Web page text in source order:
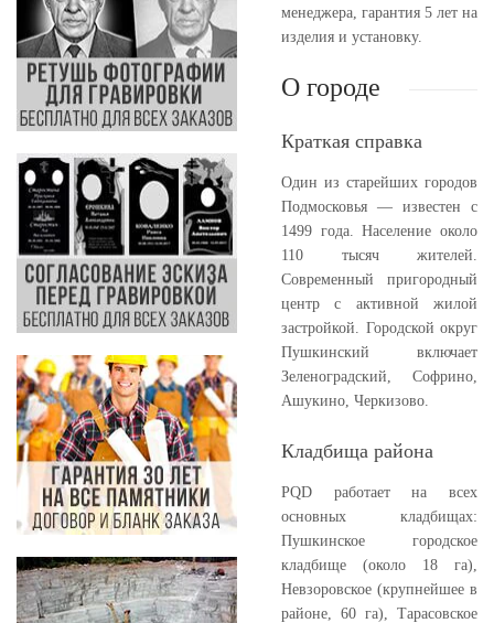
менеджера, гарантия 5 лет на
изделия и установку.
О городе
Краткая справка
Один из старейших городов
Подмосковья — известен с
1499 года. Население около
110 тысяч жителей.
Современный пригородный
центр с активной жилой
застройкой. Городской округ
Пушкинский включает
Зеленоградский, Софрино,
Ашукино, Черкизово.
Кладбища района
PQD работает на всех
основных кладбищах:
Пушкинское городское
кладбище (около 18 га),
Невзоровское (крупнейшее в
районе, 60 га), Тарасовское